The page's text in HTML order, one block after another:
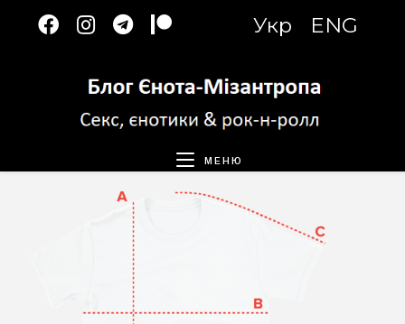
Укр ENG
МЕНЮ